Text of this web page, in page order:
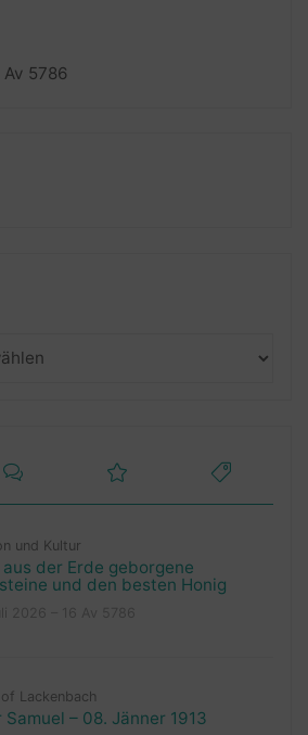
5786
und Kultur
der Erde geborgene
und den besten Honig
Lackenbach
Samuel – 08. Jänner 1913